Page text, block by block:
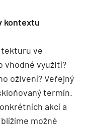
kontextu
ve
vhodné využití?
oživení? Veřejný
termín.
akcí a
možné